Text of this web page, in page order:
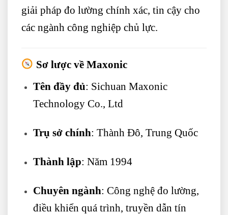
giải pháp đo lường chính xác, tin cậy cho
các ngành công nghiệp chủ lực.
Sơ lược về Maxonic
Tên đầy đủ: Sichuan Maxonic
Technology Co., Ltd
Trụ sở chính: Thành Đô, Trung Quốc
Thành lập: Năm 1994
Chuyên ngành: Công nghệ đo lường,
điều khiển quá trình, truyền dẫn tín